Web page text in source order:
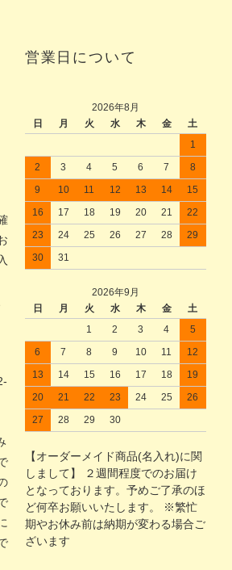
営業日について
2026年8月
日
月 火 水 木 金
土
1
2
3 4 5 6 7
8
9
10 11 12 13 14
15
16
17 18 19 20 21
22
23
24 25 26 27 28
29
30
31
2026年9月
日
月 火 水 木 金
土
1
2 3 4
5
6
7 8 9 10 11
12
13
14 15 16 17 18
19
20
21 22 23 24 25
26
27
28 29 30
【オーダーメイド商品(名入れ)に関
しまして】 ２週間程度でのお届け
となっております。予めご了承のほ
ど何卒お願いいたします。 ※繁忙
期やお休み前は納期が変わる場合ご
ざいます